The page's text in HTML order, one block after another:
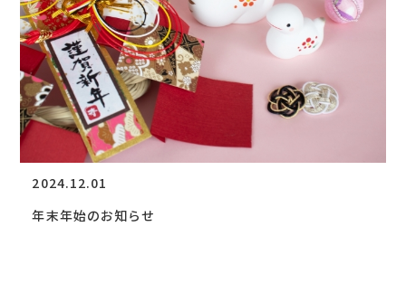
2024.12.01
年末年始のお知らせ